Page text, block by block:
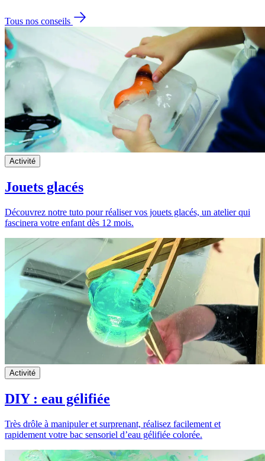
Tous nos conseils
Activité
Jouets glacés
Découvrez notre tuto pour réaliser vos jouets glacés, un atelier qui
fascinera votre enfant dès 12 mois.
Activité
DIY : eau gélifiée
Très drôle à manipuler et surprenant, réalisez facilement et
rapidement votre bac sensoriel d’eau gélifiée colorée.